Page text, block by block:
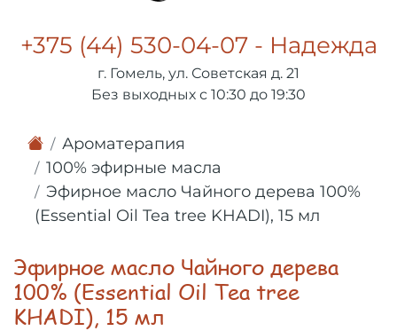
+375 (44) 530-04-07 - Надежда
г. Гомель, ул. Советская д. 21
Без выходных с 10:30 до 19:30
Ароматерапия
100% эфирные масла
Эфирное масло Чайного дерева 100%
(Essential Oil Tea tree KHADI), 15 мл
Эфирное масло Чайного дерева
100% (Essential Oil Tea tree
KHADI), 15 мл